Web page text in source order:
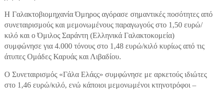
Η Γαλακτοβιομηχανία Όμηρος αγόρασε σημαντικές ποσότητες από
συνεταιρισμούς και μεμονωμένους παραγωγούς στο 1,50 ευρώ/
κιλό και ο Όμιλος Σαράντη (Ελληνικά Γαλακτοκομεία)
συμφώνησε για 4.000 τόνους στο 1,48 ευρώ/κιλό κυρίως από τις
άτυπες Ομάδες Καρυάς και Λιβαδίου.
Ο Συνεταιρισμός «Γάλα Ελάςς» συμφώνησε με αρκετούς ιδιώτες
στο 1,46 ευρώ/κιλό, ενώ κάποιοι μεμονωμένοι κτηνοτρόφοι –